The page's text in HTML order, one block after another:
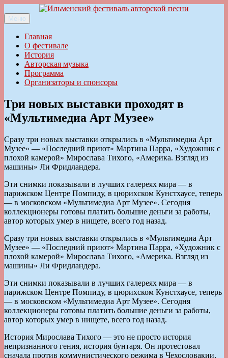
к
содержимому
Ильменский фестиваль авторской песни
Меню
Главная
О фестивале
История
Авторская музыка
Программа
Организаторы и спонсоры
Три новых выставки проходят в
«Мультимедиа Арт Музее»
Сразу три новых выставки открылись в «Мультимедиа Арт
Музее» — «Последний приют» Мартина Парра, «Художник с
плохой камерой» Мирослава Тихого, «Америка. Взгляд из
машины» Ли Фридландера.
Эти снимки показывали в лучших галереях мира — в
парижском Центре Помпиду, в цюрихском Кунстхаусе, теперь
— в московском «Мультимедиа Арт Музее». Сегодня
коллекционеры готовы платить большие деньги за работы,
автор которых умер в нищете, всего год назад.
Сразу три новых выставки открылись в «Мультимедиа Арт
Музее» — «Последний приют» Мартина Парра, «Художник с
плохой камерой» Мирослава Тихого, «Америка. Взгляд из
машины» Ли Фридландера.
Эти снимки показывали в лучших галереях мира — в
парижском Центре Помпиду, в цюрихском Кунстхаусе, теперь
— в московском «Мультимедиа Арт Музее». Сегодня
коллекционеры готовы платить большие деньги за работы,
автор которых умер в нищете, всего год назад.
История Мирослава Тихого — это не просто история
непризнанного гения, история бунтаря. Он протестовал
сначала против коммунистического режима в Чехословакии,